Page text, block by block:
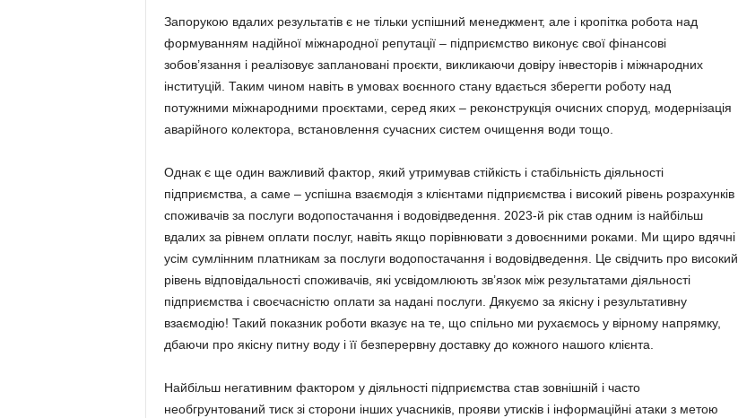
Запорукою вдалих результатів є не тільки успішний менеджмент, але і кропітка робота над
формуванням надійної міжнародної репутації – підприємство виконує свої фінансові
зобов’язання і реалізовує заплановані проєкти, викликаючи довіру інвесторів і міжнародних
інституцій. Таким чином навіть в умовах воєнного стану вдається зберегти роботу над
потужними міжнародними проєктами, серед яких – реконструкція очисних споруд, модернізація
аварійного колектора, встановлення сучасних систем очищення води тощо.
Однак є ще один важливий фактор, який утримував стійкість і стабільність діяльності
підприємства, а саме – успішна взаємодія з клієнтами підприємства і високий рівень розрахунків
споживачів за послуги водопостачання і водовідведення. 2023-й рік став одним із найбільш
вдалих за рівнем оплати послуг, навіть якщо порівнювати з довоєнними роками. Ми щиро вдячні
усім сумлінним платникам за послуги водопостачання і водовідведення. Це свідчить про високий
рівень відповідальності споживачів, які усвідомлюють зв’язок між результатами діяльності
підприємства і своєчасністю оплати за надані послуги. Дякуємо за якісну і результативну
взаємодію! Такий показник роботи вказує на те, що спільно ми рухаємось у вірному напрямку,
дбаючи про якісну питну воду і її безперервну доставку до кожного нашого клієнта.
Найбільш негативним фактором у діяльності підприємства став зовнішній і часто
необгрунтований тиск зі сторони інших учасників, прояви утисків і інформаційні атаки з метою